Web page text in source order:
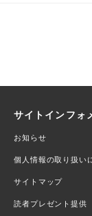
サイトインフォ
お知らせ
個人情報の取り扱い
サイトマップ
読者プレゼント提供